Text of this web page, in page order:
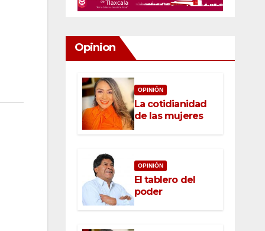
Opinion
OPINIÓN
La cotidianidad
de las mujeres
OPINIÓN
El tablero del
poder